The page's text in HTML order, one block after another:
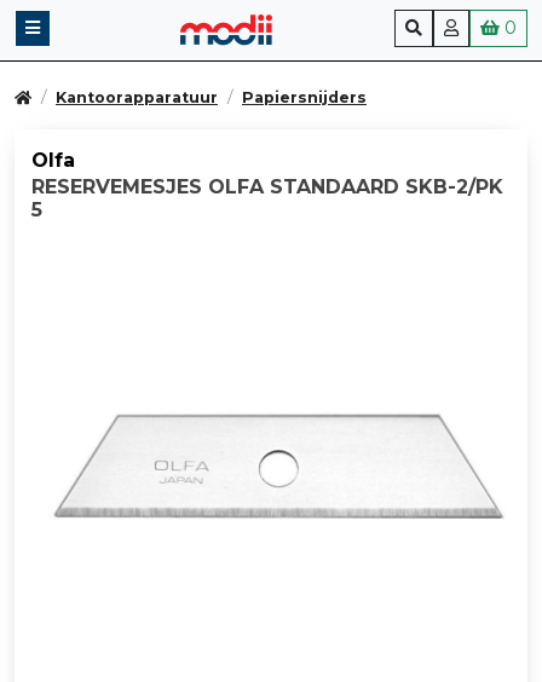
0
Kantoorapparatuur Papiersnijders
Olfa
RESERVEMESJES OLFA STANDAARD SKB-2/PK
5